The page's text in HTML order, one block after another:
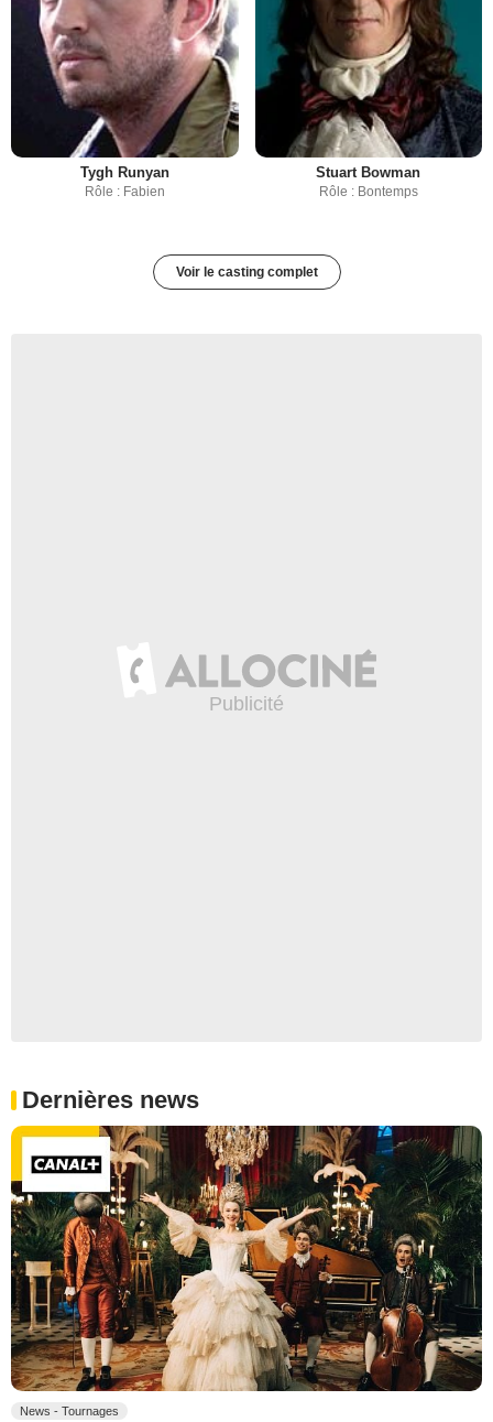
Tygh Runyan
Rôle : Fabien
Stuart Bowman
Rôle : Bontemps
Voir le casting complet
Dernières news
News - Tournages